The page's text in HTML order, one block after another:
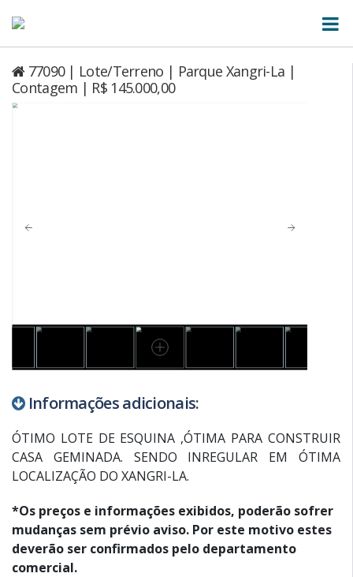
77090 | Lote/Terreno | Parque Xangri-La |
Contagem | R$ 145.000,00
Informações adicionais:
ÓTIMO LOTE DE ESQUINA ,ÓTIMA PARA CONSTRUIR
CASA GEMINADA. SENDO INREGULAR EM ÓTIMA
LOCALIZAÇÃO DO XANGRI-LA.
*Os preços e informações exibidos, poderão sofrer
mudanças sem prévio aviso. Por este motivo estes
deverão ser confirmados pelo departamento
comercial.